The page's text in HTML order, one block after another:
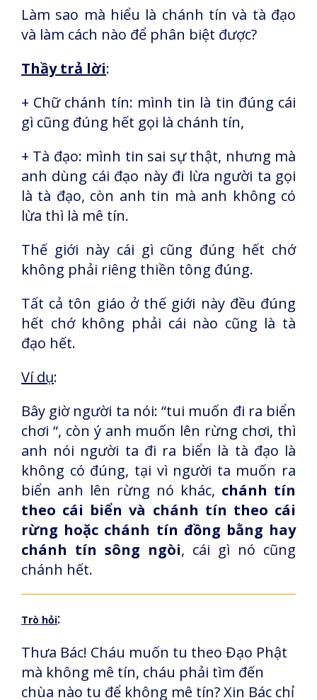
Làm sao mà hiểu là chánh tín và tà đạo
và làm cách nào để phân biệt được?
Thầy trả lời:
+ Chữ chánh tín: mình tin là tin đúng cái
gì cũng đúng hết gọi là chánh tín,
+ Tà đạo: mình tin sai sự thật, nhưng mà
anh dùng cái đạo này đi lừa người ta gọi
là tà đạo, còn anh tin mà anh không có
lừa thì là mê tín.
Thế giới này cái gì cũng đúng hết chớ
không phải riêng thiền tông đúng.
Tất cả tôn giáo ở thế giới này đều đúng
hết chớ không phải cái nào cũng là tà
đạo hết.
Ví dụ:
Bây giờ người ta nói: “tui muốn đi ra biển
chơi “, còn ý anh muốn lên rừng chơi, thì
anh nói người ta đi ra biển là tà đạo là
không có đúng, tại vì người ta muốn ra
biển anh lên rừng nó khác, chánh tín
theo cái biển và chánh tín theo cái
rừng hoặc chánh tín đồng bằng hay
chánh tín sông ngòi, cái gì nó cũng
chánh hết.
Trò hỏi:
Thưa Bác! Cháu muốn tu theo Đạo Phật
mà không mê tín, cháu phải tìm đến
chùa nào tu để không mê tín? Xin Bác chỉ